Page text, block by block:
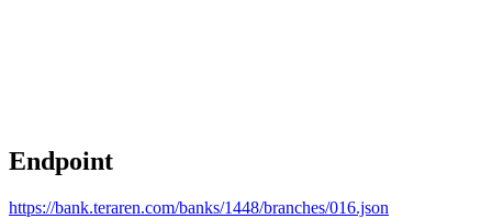
Endpoint
https://bank.teraren.com/banks/1448/branches/016.json